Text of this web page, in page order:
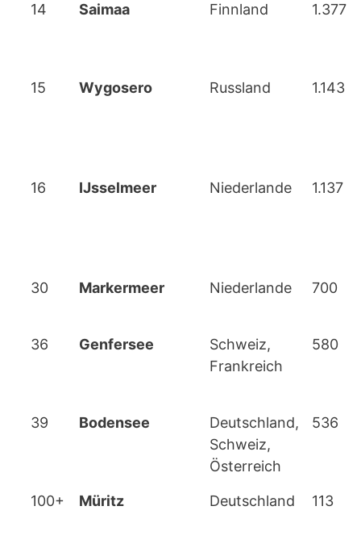
14 Saimaa Finnland 1.377
15 Wygosero Russland 1.143
16 IJsselmeer Niederlande 1.137
30 Markermeer Niederlande 700
36 Genfersee
Schweiz,
Frankreich
580
39 Bodensee
Deutschland,
Schweiz,
Österreich
536
100+ Müritz Deutschland 113